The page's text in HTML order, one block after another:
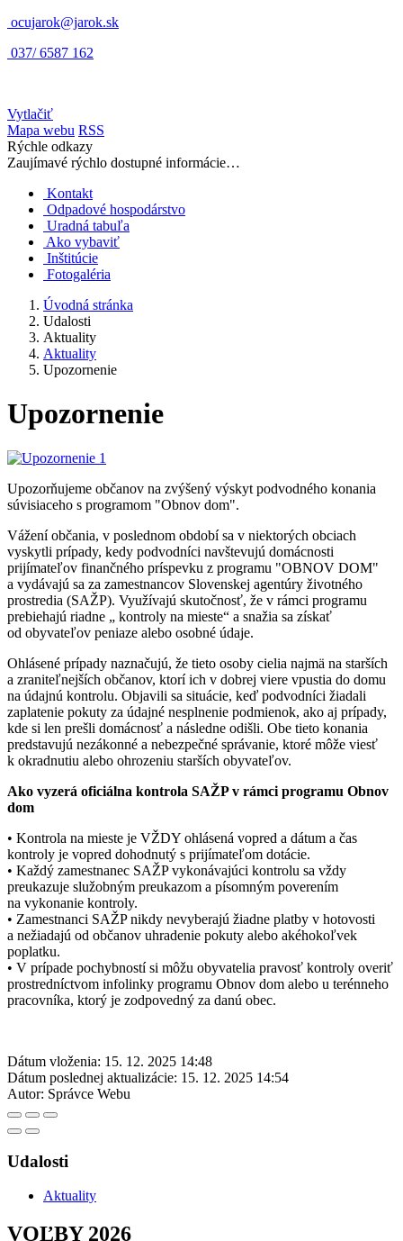
ocujarok@jarok.sk
037/ 6587 162
Vytlačiť
Mapa webu RSS
Rýchle odkazy
Zaujímavé rýchlo dostupné informácie…
Kontakt
Odpadové hospodárstvo
Uradná tabuľa
Ako vybaviť
Inštitúcie
Fotogaléria
Úvodná stránka
Udalosti
Aktuality
Aktuality
Upozornenie
Upozornenie
Upozorňujeme občanov na zvýšený výskyt podvodného konania
súvisiaceho s programom "Obnov dom".
Vážení občania, v poslednom období sa v niektorých obciach
vyskytli prípady, kedy podvodníci navštevujú domácnosti
prijímateľov finančného príspevku z programu "OBNOV DOM"
a vydávajú sa za zamestnancov Slovenskej agentúry životného
prostredia (SAŽP). Využívajú skutočnosť, že v rámci programu
prebiehajú riadne „ kontroly na mieste“ a snažia sa získať
od obyvateľov peniaze alebo osobné údaje.
Ohlásené prípady naznačujú, že tieto osoby cielia najmä na starších
a zraniteľnejších občanov, ktorí ich v dobrej viere vpustia do domu
na údajnú kontrolu. Objavili sa situácie, keď podvodníci žiadali
zaplatenie pokuty za údajné nesplnenie podmienok, ako aj prípady,
kde si len prešli domácnosť a následne odišli. Obe tieto konania
predstavujú nezákonné a nebezpečné správanie, ktoré môže viesť
k okradnutiu alebo ohrozeniu starších obyvateľov.
Ako vyzerá oficiálna kontrola SAŽP v rámci programu Obnov
dom
• Kontrola na mieste je VŽDY ohlásená vopred a dátum a čas
kontroly je vopred dohodnutý s prijímateľom dotácie.
• Každý zamestnanec SAŽP vykonávajúci kontrolu sa vždy
preukazuje služobným preukazom a písomným poverením
na vykonanie kontroly.
• Zamestnanci SAŽP nikdy nevyberajú žiadne platby v hotovosti
a nežiadajú od občanov uhradenie pokuty alebo akéhokoľvek
poplatku.
• V prípade pochybností si môžu obyvatelia pravosť kontroly overiť
prostredníctvom infolinky programu Obnov dom alebo u terénneho
pracovníka, ktorý je zodpovedný za danú obec.
Dátum vloženia: 15. 12. 2025 14:48
Dátum poslednej aktualizácie: 15. 12. 2025 14:54
Autor: Správce Webu
Udalosti
Aktuality
VOĽBY 2026